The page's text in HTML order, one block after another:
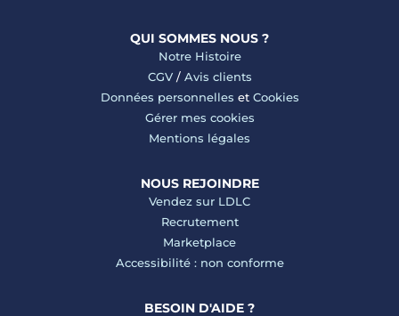
QUI SOMMES NOUS ?
Notre Histoire
CGV/ Avis clients
Données personnelles et Cookies
Gérer mes cookies
Mentions légales
NOUS REJOINDRE
Vendez sur LDLC
Recrutement
Marketplace
Accessibilité : non conforme
BESOIN D'AIDE ?